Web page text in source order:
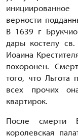
верности
В 1639 г
дары костелу
Иоаина
похоронен.
того, что Льгота
всех прочих
квартирок.
После смерти
королевская